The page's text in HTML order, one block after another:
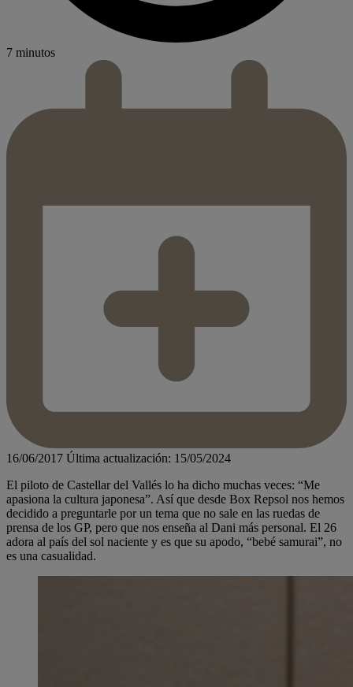
7 minutos
16/06/2017 Última actualización: 15/05/2024
El piloto de Castellar del Vallés lo ha dicho muchas veces: “Me
apasiona la cultura japonesa”. Así que desde Box Repsol nos hemos
decidido a preguntarle por un tema que no sale en las ruedas de
prensa de los GP, pero que nos enseña al Dani más personal. El 26
adora al país del sol naciente y es que su apodo, “bebé samurai”, no
es una casualidad.